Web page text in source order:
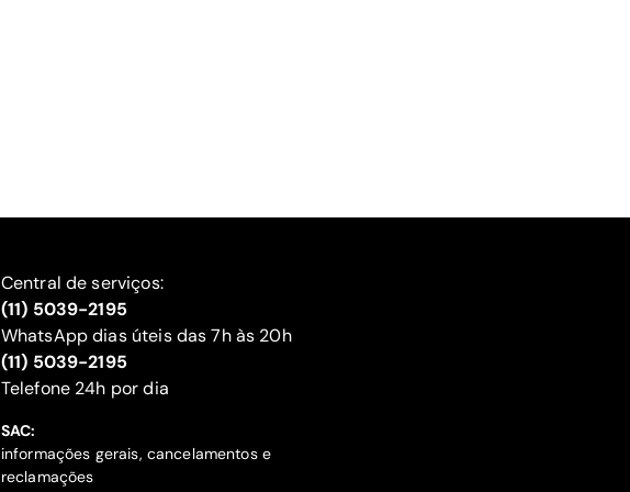
Central de serviços:
(11) 5039-2195
WhatsApp dias úteis das 7h às 20h
(11) 5039-2195
‍Telefone 24h por dia
SAC:
informações gerais, cancelamentos e
reclamações